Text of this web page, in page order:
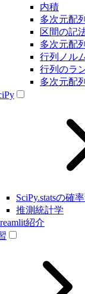
内積
多次元配
区間の記
多次元配列
行列ノル
行列のラ
多次元配
SciPy.statsの確
推測統計学
紹介